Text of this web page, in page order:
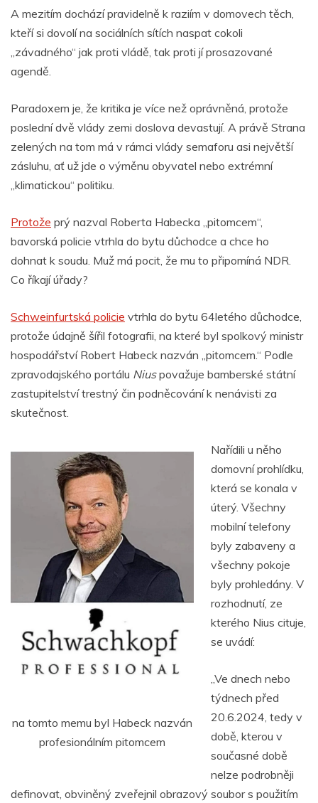
A mezitím dochází pravidelně k raziím v domovech těch,
kteří si dovolí na sociálních sítích naspat cokoli
„závadného“ jak proti vládě, tak proti jí prosazované
agendě.
Paradoxem je, že kritika je více než oprávněná, protože
poslední dvě vlády zemi doslova devastují. A právě Strana
zelených na tom má v rámci vlády semaforu asi největší
zásluhu, ať už jde o výměnu obyvatel nebo extrémní
„klimatickou“ politiku.
Protože prý nazval Roberta Habecka „pitomcem“,
bavorská policie vtrhla do bytu důchodce a chce ho
dohnat k soudu. Muž má pocit, že mu to připomíná NDR.
Co říkají úřady?
Schweinfurtská policie vtrhla do bytu 64letého důchodce,
protože údajně šířil fotografii, na které byl spolkový ministr
hospodářství Robert Habeck nazván „pitomcem.“ Podle
zpravodajského portálu Niuspovažuje bamberské státní
zastupitelství trestný čin podněcování k nenávisti za
skutečnost.
na tomto memu byl Habeck nazván
profesionálním pitomcem
Nařídili u něho
domovní prohlídku,
která se konala v
úterý. Všechny
mobilní telefony
byly zabaveny a
všechny pokoje
byly prohledány. V
rozhodnutí, ze
kterého Nius cituje,
se uvádí:
„Ve dnech nebo
týdnech před
20.6.2024, tedy v
době, kterou v
současné době
nelze podrobněji
definovat, obviněný zveřejnil obrazový soubor s použitím